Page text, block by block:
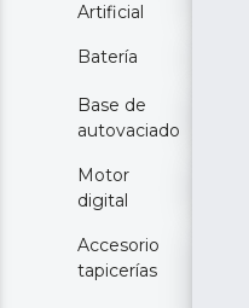
Artificial
Batería
Base de
autovaciado
Motor
digital
Accesorio
tapicerías